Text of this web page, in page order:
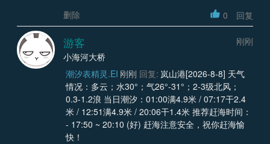
删除
0 回复
游客
刚刚
小海河大桥
潮汐表精灵.EI 刚刚 回复: 岚山港[2026-8-8] 天气
情况：多云；水30°；气26°-31°；2-3级北风；
0.3-1.2浪 当日潮汐：01:00满4.9米 / 07:17干2.4
米 / 12:51满4.9米 / 20:06干1.4米 推荐赶海时间：
- 17:50 ~ 20:10 (好) 赶海注意安全，祝你赶海愉
快！